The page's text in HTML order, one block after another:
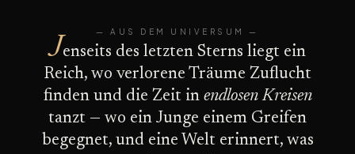
— AUS DEM UNIVERSUM —
Jenseits des letzten Sterns liegt ein
Reich, wo verlorene Träume Zuflucht
finden und die Zeit in endlosen Kreisen
tanzt — wo ein Junge einem Greifen
begegnet, und eine Welt erinnert, was